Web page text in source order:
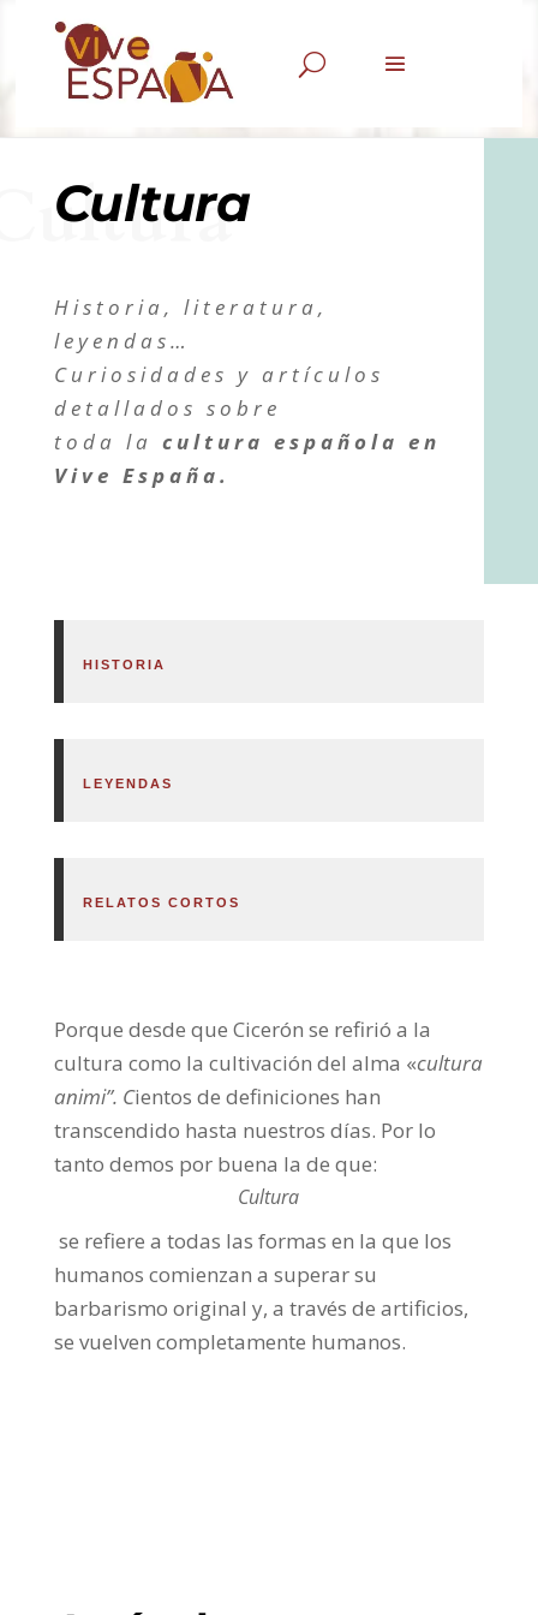
U
Cultura
Historia, literatura,
leyendas…
Curiosidades y artículos
detallados sobre
toda la cultura española en
Vive España.
HISTORIA
LEYENDAS
RELATOS CORTOS
Porque desde que Cicerón se refirió a la
cultura como la cultivación del alma «cultura
animi”. Cientos de definiciones han
transcendido hasta nuestros días. Por lo
tanto demos por buena la de que:
Cultura
se refiere a todas las formas en la que los
humanos comienzan a superar su
barbarismo original y, a través de artificios,
se vuelven completamente humanos.